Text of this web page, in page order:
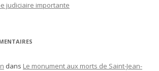
judiciaire importante
dans Le monument aux morts de Saint-Jean-